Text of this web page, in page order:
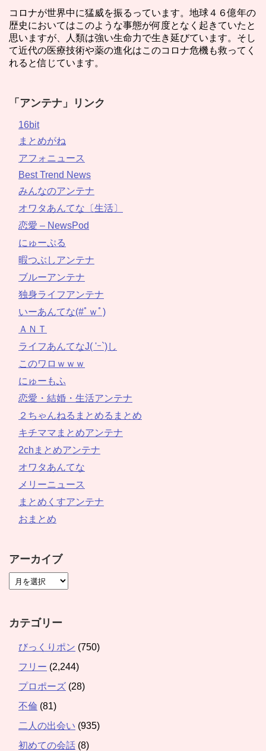
コロナが世界中に猛威を振るっています。地球４６億年の
歴史においてはこのような事態が何度となく起きていたと
思いますが、人類は強い生命力で生き延びています。そし
て近代の医療技術や薬の進化はこのコロナ危機も救ってく
れると信じています。
「アンテナ」リンク
16bit
まとめがね
アフォニュース
Best Trend News
みんなのアンテナ
オワタあんてな〔生活〕
恋愛 – NewsPod
にゅーぷる
暇つぶしアンテナ
ブルーアンテナ
独身ライフアンテナ
いーあんてな(#ﾟｗﾟ)
ＡＮＴ
ライフあんてなJ( 'ｰ`)し
このワロｗｗｗ
にゅーもふ
恋愛・結婚・生活アンテナ
２ちゃんねるまとめるまとめ
キチママまとめアンテナ
2chまとめアンテナ
オワタあんてな
メリーニュース
まとめくすアンテナ
おまとめ
アーカイブ
カテゴリー
びっくりポン (750)
フリー (2,244)
プロポーズ (28)
不倫 (81)
二人の出会い (935)
初めての会話 (8)